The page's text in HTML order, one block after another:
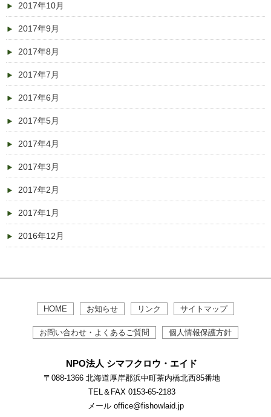
2017年10月
2017年9月
2017年8月
2017年7月
2017年6月
2017年5月
2017年4月
2017年3月
2017年2月
2017年1月
2016年12月
HOME お知らせ リンク サイトマップ
お問い合わせ・よくあるご質問 個人情報保護方針
NPO法人 シマフクロウ・エイド
〒088-1366 北海道厚岸郡浜中町茶内橋北西85番地
TEL＆FAX 0153-65-2183
メール office@fishowlaid.jp